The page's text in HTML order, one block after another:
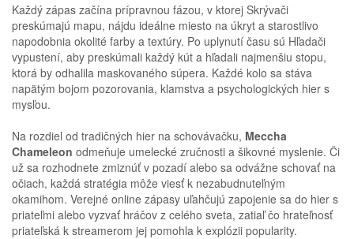
Každý zápas začína prípravnou fázou, v ktorej Skrývači
preskúmajú mapu, nájdu ideálne miesto na úkryt a starostlivo
napodobnia okolité farby a textúry. Po uplynutí času sú Hľadači
vypustení, aby preskúmali každý kút a hľadali najmenšiu stopu,
ktorá by odhalila maskovaného súpera. Každé kolo sa stáva
napätým bojom pozorovania, klamstva a psychologických hier s
mysľou.
Na rozdiel od tradičných hier na schovávačku, Meccha
Chameleon odmeňuje umelecké zručnosti a šikovné myslenie. Či
už sa rozhodnete zmiznúť v pozadí alebo sa odvážne schovať na
očiach, každá stratégia môže viesť k nezabudnuteľným
okamihom. Verejné online zápasy uľahčujú zapojenie sa do hier s
priateľmi alebo vyzvať hráčov z celého sveta, zatiaľ čo hrateľnosť
priateľská k streamerom jej pomohla k explózii popularity.